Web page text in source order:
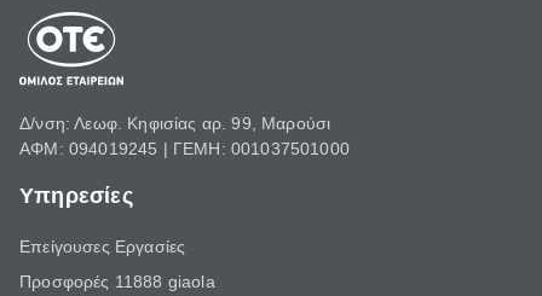
Δ/νση: Λεωφ. Κηφισίας αρ. 99, Μαρούσι
ΑΦΜ: 094019245 | ΓΕΜΗ: 001037501000
Υπηρεσίες
Επείγουσες Εργασίες
Προσφορές 11888 giaola